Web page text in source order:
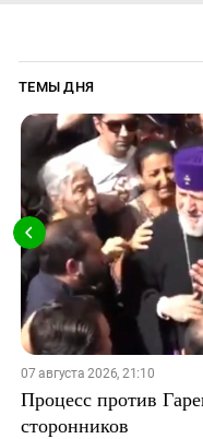
ТЕМЫ ДНЯ
07 августа 2026, 21:10
Процесс против
сторонников